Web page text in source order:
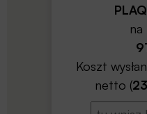
Koszt
netto (